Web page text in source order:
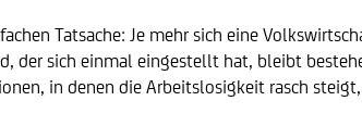
Tatsache: Je mehr sich eine
der sich einmal eingestellt hat, bleibt
in denen die Arbeitslosigkeit rasch